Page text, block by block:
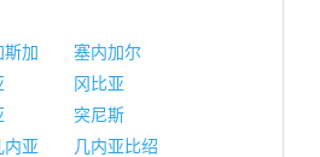
斯加
塞内加尔
冈比亚
突尼斯
内亚 几内亚比绍